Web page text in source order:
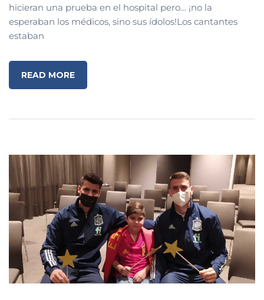
hicieran una prueba en el hospital pero… ¡no la
esperaban los médicos, sino sus ídolos!Los cantantes
estaban
READ MORE